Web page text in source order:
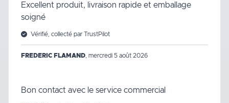
Excellent produit, livraison rapide et emballage
soigné
Vérifié, collecté par TrustPilot
FREDERIC FLAMAND mercredi 5 août 2026
Bon contact avec le service commercial